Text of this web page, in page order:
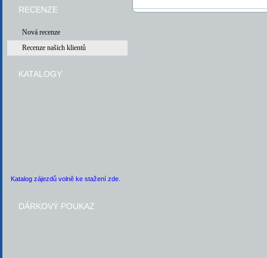
RECENZE
Nová recenze
Recenze našich klientů
KATALOGY
Katalog zájezdů volně ke stažení zde.
DÁRKOVÝ POUKAZ